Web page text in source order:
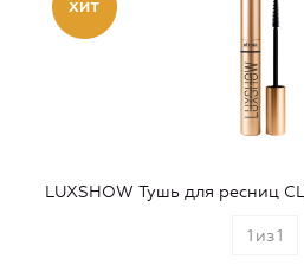
LUXSHOW Тушь для
1 из1